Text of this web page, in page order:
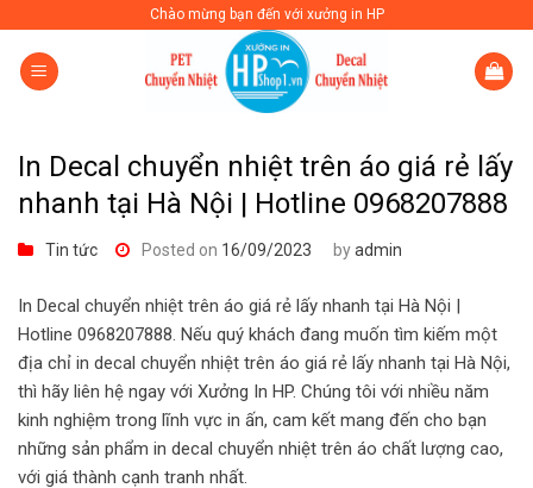
content
Chào mừng bạn đến với xưởng in HP
In Decal chuyển nhiệt trên áo giá rẻ lấy
nhanh tại Hà Nội | Hotline 0968207888
Tin tức Posted on 16/09/2023 byadmin
In Decal chuyển nhiệt trên áo giá rẻ lấy nhanh tại Hà Nội |
Hotline 0968207888. Nếu quý khách đang muốn tìm kiếm một
địa chỉ in decal chuyển nhiệt trên áo giá rẻ lấy nhanh tại Hà Nội,
thì hãy liên hệ ngay với Xưởng In HP. Chúng tôi với nhiều năm
kinh nghiệm trong lĩnh vực in ấn, cam kết mang đến cho bạn
những sản phẩm in decal chuyển nhiệt trên áo chất lượng cao,
với giá thành cạnh tranh nhất.